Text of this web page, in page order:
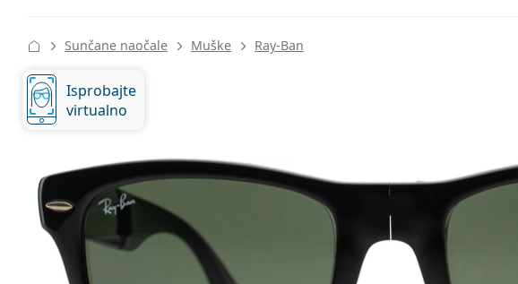
Sunčane naočale Muške Ray-Ban
Isprobajte
virtualno